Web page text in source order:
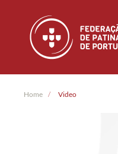
Skip to main content
Home Video